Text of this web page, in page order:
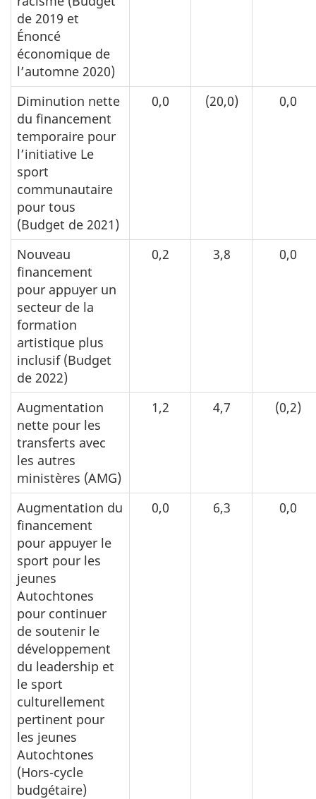
de 2019 et
Énoncé
économique de
l’automne 2020)
Diminution nette
du financement
temporaire pour
l’initiative Le
sport
communautaire
pour tous
(Budget de 2021)
0,0 (20,0) 0,0
Nouveau
financement
pour appuyer un
secteur de la
formation
artistique plus
inclusif (Budget
de 2022)
0,2 3,8 0,0
Augmentation
nette pour les
transferts avec
les autres
ministères (AMG)
1,2 4,7 (0,2)
Augmentation du
financement
pour appuyer le
sport pour les
jeunes
Autochtones
pour continuer
de soutenir le
développement
du leadership et
le sport
culturellement
pertinent pour
les jeunes
Autochtones
(Hors-cycle
budgétaire)
0,0 6,3 0,0